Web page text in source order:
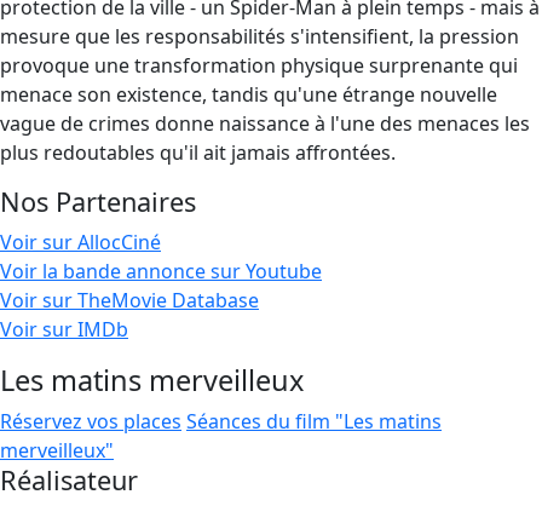
protection de la ville - un Spider-Man à plein temps - mais à
mesure que les responsabilités s'intensifient, la pression
provoque une transformation physique surprenante qui
menace son existence, tandis qu'une étrange nouvelle
vague de crimes donne naissance à l'une des menaces les
plus redoutables qu'il ait jamais affrontées.
Nos Partenaires
Voir sur AllocCiné
Voir la bande annonce sur Youtube
Voir sur TheMovie Database
Voir sur IMDb
Les matins merveilleux
Réservez vos places Séances du film "Les matins
merveilleux"
Réalisateur